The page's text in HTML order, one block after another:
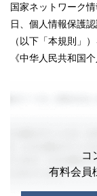
国家ネットワーク
日、個人情報保護
（以下「本規則」
《中华人民共和国
コ
有料会員